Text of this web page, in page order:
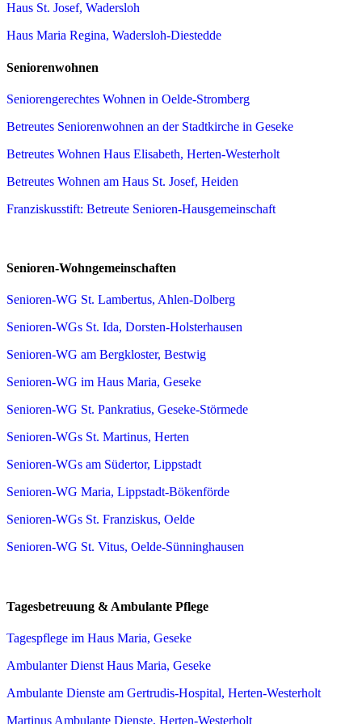
Haus St. Josef, Wadersloh
Haus Maria Regina, Wadersloh-Diestedde
Seniorenwohnen
Seniorengerechtes Wohnen in Oelde-Stromberg
Betreutes Seniorenwohnen an der Stadtkirche in Geseke
Betreutes Wohnen Haus Elisabeth, Herten-Westerholt
Betreutes Wohnen am Haus St. Josef, Heiden
Franziskusstift: Betreute Senioren-Hausgemeinschaft
Senioren-Wohngemeinschaften
Senioren-WG St. Lambertus, Ahlen-Dolberg
Senioren-WGs St. Ida, Dorsten-Holsterhausen
Senioren-WG am Bergkloster, Bestwig
Senioren-WG im Haus Maria, Geseke
Senioren-WG St. Pankratius, Geseke-Störmede
Senioren-WGs St. Martinus, Herten
Senioren-WGs am Südertor, Lippstadt
Senioren-WG Maria, Lippstadt-Bökenförde
Senioren-WGs St. Franziskus, Oelde
Senioren-WG St. Vitus, Oelde-Sünninghausen
Tagesbetreuung & Ambulante Pflege
Tagespflege im Haus Maria, Geseke
Ambulanter Dienst Haus Maria, Geseke
Ambulante Dienste am Gertrudis-Hospital, Herten-Westerholt
Martinus Ambulante Dienste, Herten-Westerholt